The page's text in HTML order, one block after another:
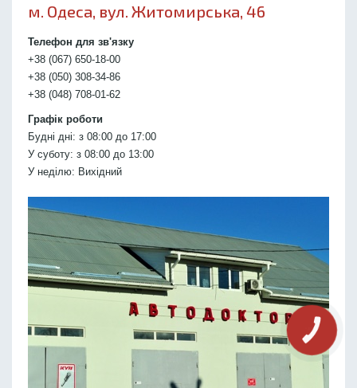
м. Одеса, вул. Житомирська, 46
Телефон для зв'язку
+38 (067) 650-18-00
+38 (050) 308-34-86
+38 (048) 708-01-62
Графік роботи
Будні дні: з 08:00 до 17:00
У суботу: з 08:00 до 13:00
У неділю: Вихідний
КНОПКА
СВЯЗИ